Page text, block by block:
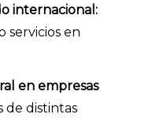
internacional:
servicios en
en empresas
de distintas